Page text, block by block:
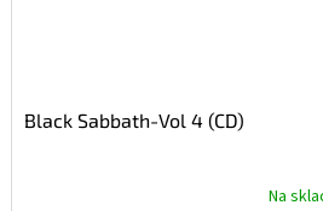
Black Sabbath-Vol 4 (CD)
Na